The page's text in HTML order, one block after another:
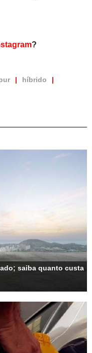
?
híbrido
saiba quanto custa